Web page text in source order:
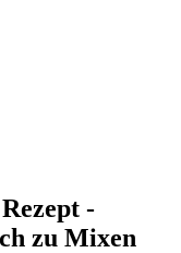
-
zu Mixen